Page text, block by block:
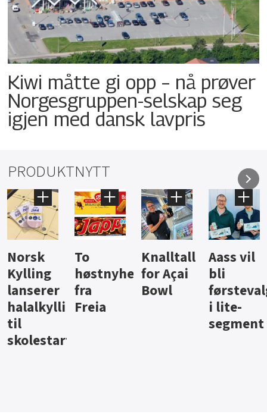
Kiwi måtte gi opp – nå prøver
Norgesgruppen-selskap seg
igjen med dansk lavpris
PRODUKTNYTT
Knalltall
for Açai
Bowl
Aass vil
bli
førstevalg
i lite-
Brus og
jus fra
Berentsen
Hard
iste fra
Hansa